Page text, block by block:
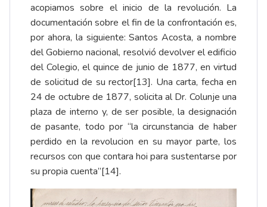
acopiamos sobre el inicio de la revolución. La
documentación sobre el fin de la confrontación es,
por ahora, la siguiente: Santos Acosta, a nombre
del Gobierno nacional, resolvió devolver el edificio
del Colegio, el quince de junio de 1877, en virtud
de solicitud de su rector[13]. Una carta, fecha en
24 de octubre de 1877, solicita al Dr. Colunje una
plaza de interno y, de ser posible, la designación
de pasante, todo por “la circunstancia de haber
perdido en la revolucion en su mayor parte, los
recursos con que contara hoi para sustentarse por
su propia cuenta”[14].